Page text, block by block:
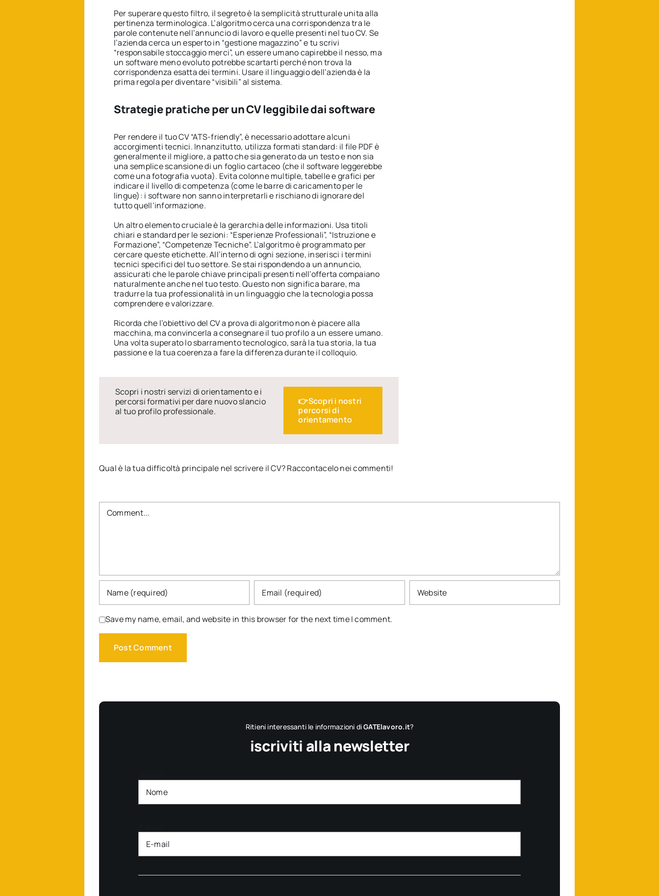
Per superare questo filtro, il segreto è la semplicità strutturale unita alla
pertinenza terminologica. L’algoritmo cerca una corrispondenza tra le
parole contenute nell’annuncio di lavoro e quelle presenti nel tuo CV. Se
l’azienda cerca un esperto in “gestione magazzino” e tu scrivi
“responsabile stoccaggio merci”, un essere umano capirebbe il nesso, ma
un software meno evoluto potrebbe scartarti perché non trova la
corrispondenza esatta dei termini. Usare il linguaggio dell’azienda è la
prima regola per diventare “visibili” al sistema.
Strategie pratiche per un CV leggibile dai software
Per rendere il tuo CV “ATS-friendly”, è necessario adottare alcuni
accorgimenti tecnici. Innanzitutto, utilizza formati standard: il file PDF è
generalmente il migliore, a patto che sia generato da un testo e non sia
una semplice scansione di un foglio cartaceo (che il software leggerebbe
come una fotografia vuota). Evita colonne multiple, tabelle e grafici per
indicare il livello di competenza (come le barre di caricamento per le
lingue): i software non sanno interpretarli e rischiano di ignorare del
tutto quell’informazione.
Un altro elemento cruciale è la gerarchia delle informazioni. Usa titoli
chiari e standard per le sezioni: “Esperienze Professionali”, “Istruzione e
Formazione”, “Competenze Tecniche”. L’algoritmo è programmato per
cercare queste etichette. All’interno di ogni sezione, inserisci i termini
tecnici specifici del tuo settore. Se stai rispondendo a un annuncio,
assicurati che le parole chiave principali presenti nell’offerta compaiano
naturalmente anche nel tuo testo. Questo non significa barare, ma
tradurre la tua professionalità in un linguaggio che la tecnologia possa
comprendere e valorizzare.
Ricorda che l’obiettivo del CV a prova di algoritmo non è piacere alla
macchina, ma convincerla a consegnare il tuo profilo a un essere umano.
Una volta superato lo sbarramento tecnologico, sarà la tua storia, la tua
passione e la tua coerenza a fare la differenza durante il colloquio.
Scopri i nostri servizi di orientamento e i
percorsi formativi per dare nuovo slancio
al tuo profilo professionale.
👉Scopri i nostri
percorsi di
orientamento
Qual è la tua difficoltà principale nel scrivere il CV? Raccontacelo nei commenti!
Comment
Save my name, email, and website in this browser for the next time I comment.
Ritieni interessanti le informazioni diGATElavoro.it?
iscriviti alla newsletter